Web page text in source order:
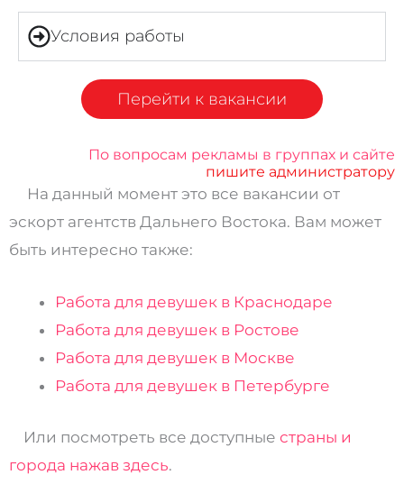
Условия работы
Перейти к вакансии
По вопросам рекламы в группах и сайте
пишите администратору
На данный момент это все вакансии от
эскорт агентств Дальнего Востока. Вам может
быть интересно также:
Работа для девушек в Краснодаре
Работа для девушек в Ростове
Работа для девушек в Москве
Работа для девушек в Петербурге
Или посмотреть все доступные страны и
города нажав здесь.